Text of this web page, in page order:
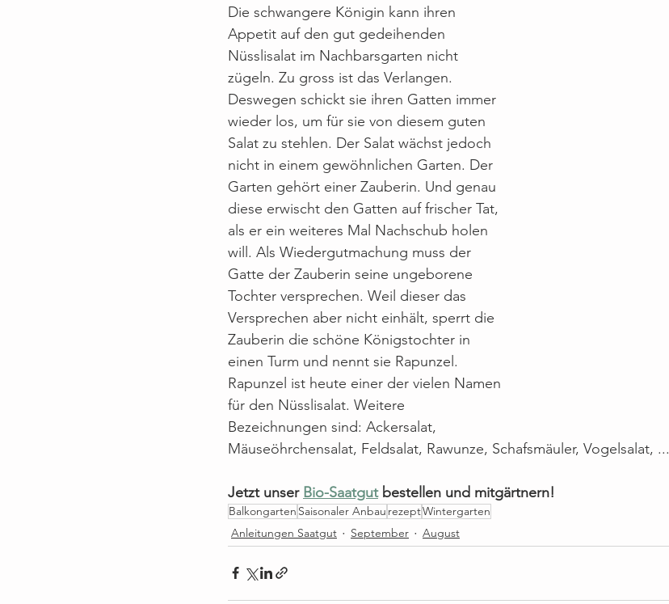
Die schwangere Königin kann ihren
Appetit auf den gut gedeihenden
Nüsslisalat im Nachbarsgarten nicht
zügeln. Zu gross ist das Verlangen.
Deswegen schickt sie ihren Gatten immer
wieder los, um für sie von diesem guten
Salat zu stehlen. Der Salat wächst jedoch
nicht in einem gewöhnlichen Garten. Der
Garten gehört einer Zauberin. Und genau
diese erwischt den Gatten auf frischer Tat,
als er ein weiteres Mal Nachschub holen
will. Als Wiedergutmachung muss der
Gatte der Zauberin seine ungeborene
Tochter versprechen. Weil dieser das
Versprechen aber nicht einhält, sperrt die
Zauberin die schöne Königstochter in
einen Turm und nennt sie Rapunzel.
Rapunzel ist heute einer der vielen Namen
für den Nüsslisalat. Weitere
Bezeichnungen sind: Ackersalat,
Mäuseöhrchensalat, Feldsalat, Rawunze, Schafsmäuler, Vogelsalat, ...
Jetzt unser Bio-Saatgut bestellen und mitgärtnern!
Balkongarten Saisonaler Anbau rezeptWintergarten
Anleitungen Saatgut
September August